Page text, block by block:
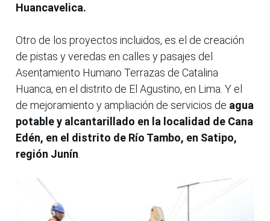
Huancavelica.
Otro de los proyectos incluidos, es el de creación
de pistas y veredas en calles y pasajes del
Asentamiento Humano Terrazas de Catalina
Huanca, en el distrito de El Agustino, en Lima. Y el
de mejoramiento y ampliación de servicios de agua
potable y alcantarillado en la localidad de Cana
Edén, en el distrito de Río Tambo, en Satipo,
región Junín